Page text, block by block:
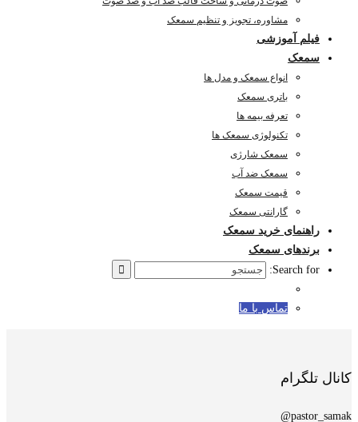
مشاوره، تجویز و تنظیم سمعک
فیلم آموزشی
سمعک
انواع سمعک و مدل ها
باتری سمعک
تعرفه بیمه ها
تکنولوژی سمعک ها
سمعک شارژی
سمعک ضد آب
قیمت سمعک
گارانتی سمعک
راهنمای خرید سمعک
برندهای سمعک
Search for:
تماس با ما
کانال تلگرام
pastor_samak@